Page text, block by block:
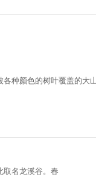
种颜色的树叶覆盖的
取名龙溪谷。春